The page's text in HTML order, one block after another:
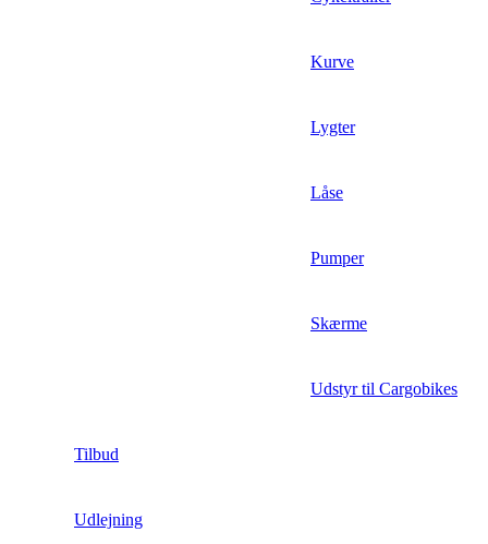
Kurve
Lygter
Låse
Pumper
Skærme
Udstyr til Cargobikes
Tilbud
Udlejning